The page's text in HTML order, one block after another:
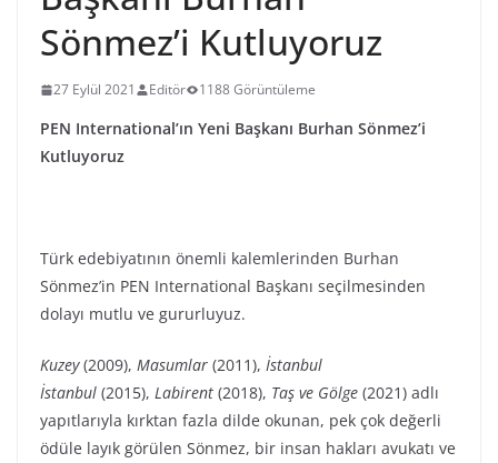
Sönmez’i Kutluyoruz
27 Eylül 2021 Editör 1188 Görüntüleme
PEN International’ın Yeni Başkanı Burhan Sönmez’i
Kutluyoruz
Türk edebiyatının önemli kalemlerinden Burhan
Sönmez’in PEN International Başkanı seçilmesinden
dolayı mutlu ve gururluyuz.
Kuzey(2009), Masumlar (2011), İstanbul
İstanbul (2015), Labirent (2018), Taş ve Gölge (2021) adlı
yapıtlarıyla kırktan fazla dilde okunan, pek çok değerli
ödüle layık görülen Sönmez, bir insan hakları avukatı ve